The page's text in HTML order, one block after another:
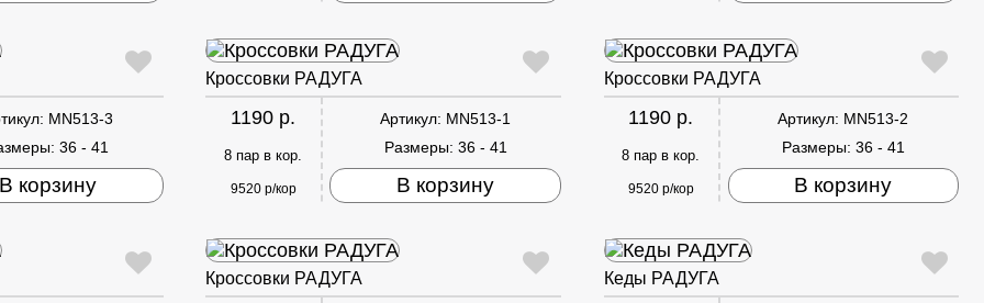
MN513-3
36 - 41
В корзину
Кроссовки РАДУГА
1190 р.
8 пар в кор.
9520 р/кор
Артикул: MN513-1
Размеры: 36 - 41
В корзину
Кроссовки РАДУГА
1190 р.
8 пар в кор.
9520 р/кор
Артикул: MN513-2
Размеры: 36 - 41
В корзину
Кроссовки РАДУГА Кеды РАДУГА